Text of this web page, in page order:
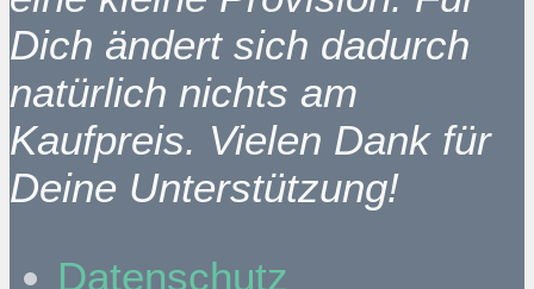
Dich ändert sich dadurch
natürlich nichts am
Kaufpreis. Vielen Dank für
Deine Unterstützung!
Datenschutz